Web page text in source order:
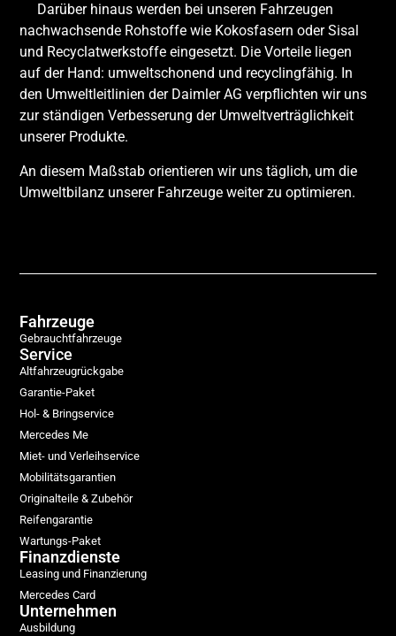
Darüber hinaus werden bei unseren Fahrzeugen
nachwachsende Rohstoffe wie Kokosfasern oder Sisal
und Recyclatwerkstoffe eingesetzt. Die Vorteile liegen
auf der Hand: umweltschonend und recyclingfähig. In
den Umweltleitlinien der Daimler AG verpflichten wir uns
zur ständigen Verbesserung der Umweltverträglichkeit
unserer Produkte.
An diesem Maßstab orientieren wir uns täglich, um die
Umweltbilanz unserer Fahrzeuge weiter zu optimieren.
Fahrzeuge
Gebrauchtfahrzeuge
Service
Altfahrzeugrückgabe
Garantie-Paket
Hol- & Bringservice
Mercedes Me
Miet- und Verleihservice
Mobilitätsgarantien
Originalteile & Zubehör
Reifengarantie
Wartungs-Paket
Finanzdienste
Leasing und Finanzierung
Mercedes Card
Unternehmen
Ausbildung